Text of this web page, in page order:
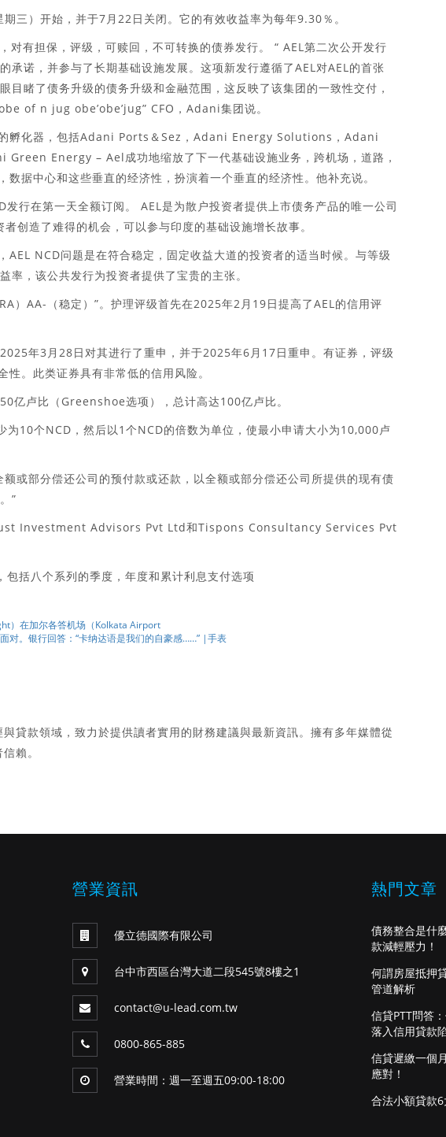
三）开始，并于7月22日关闭。它的有效收益率为每年9.30％。
有担保，评级，可赎回，不可转换的债券发行。 “ AEL第二次公开发行
承诺，并参与了长期基础设施发展。这项新发行遵循了AEL对AEL的首张
目睹了债务升级的债务升级和金融范围，这反映了该集团的一致性交付，
of n ju​​g obe’obe’jug” CFO，Adani集团说。
的孵化器，包括Adani Ports＆Sez，Adani Energy Solutions，Adani
Energy – Ael成功地缩放了下一代基础设施业务，跨机场，道路，
据中心和这些垂直的经济性，扮演着一个垂直的经济性。他补充说。
行在第一天全额订阅。 AEL是为散户投资者提供上市债务产品的唯一公司
创造了难得的机会，可以参与印度的基础设施增长故事。
AEL NCD问题是在符合稳定，固定收益大道的投资者的适当时候。与等级
率，该公共发行为投资者提供了宝贵的主张。
）AA-（稳定）”。护理评级首先在2025年2月19日提高了AEL的信用评
年3月28日对其进行了重申，并于2025年6月17日重申。有证券，评级
。此类证券具有非常低的信用风险。
亿卢比（Greenshoe选项），总计高达100亿卢比。
为10个NCD，然后以1个NCD的倍数为单位，使最小申请大小为10,000卢
或部分偿还公司的预付款或还款，以全额或部分偿还公司所提供的现有债
”
Investment Advisors Pvt Ltd和Tispons Consultancy Services Pvt
括八个系列的季度，年度和累计利息支付选项
）在加尔各答机场（Kolkata Airport
对。银行回答：“卡纳达语是我们的自豪感……” |手表
貸款領域，致力於提供讀者實用的財務建議與最新資訊。擁有多年媒體從
賴。
營業資訊
優立德國際有限公司
台中市西區台灣大道二段545號8樓之1
contact@u-lead.com.tw
0800-865-885
營業時間：週一至週五09:00-18:00
熱門文章
債務整合是什
款減輕壓力！
何謂房屋抵押
管道解析
信貸PTT問答
落入信用貸款
信貸遲繳一個
應對！
合法小額貸款